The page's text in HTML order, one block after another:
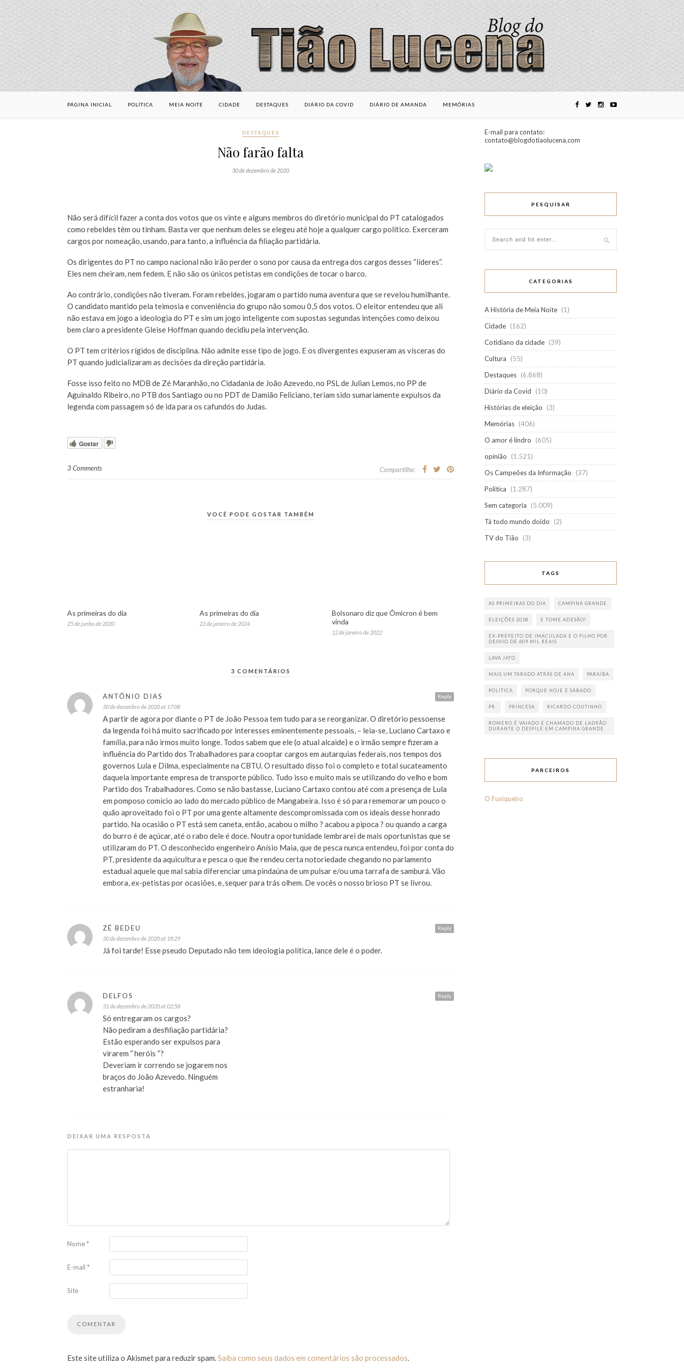
PÁGINA INICIAL POLÍTICA MEIA NOITE CIDADE DESTAQUES DIÁRIO DA COVID DIÁRIO DE AMANDA MEMÓRIAS
DESTAQUES
Não farão falta
30 de dezembro de 2020
Não será difícil fazer a conta dos votos que os vinte e alguns membros do diretório municipal do PT catalogados
como rebeldes têm ou tinham. Basta ver que nenhum deles se elegeu até hoje a qualquer cargo político. Exerceram
cargos por nomeação, usando, para tanto, a influência da filiação partidária.
Os dirigentes do PT no campo nacional não irão perder o sono por causa da entrega dos cargos desses “líderes”.
Eles nem cheiram, nem fedem. E não são os únicos petistas em condições de tocar o barco.
Ao contrário, condições não tiveram. Foram rebeldes, jogaram o partido numa aventura que se revelou humilhante.
O candidato mantido pela teimosia e conveniência do grupo não somou 0,5 dos votos. O eleitor entendeu que ali
não estava em jogo a ideologia do PT e sim um jogo inteligente com supostas segundas intenções como deixou
bem claro a presidente Gleise Hoffman quando decidiu pela intervenção.
O PT tem critérios rígidos de disciplina. Não admite esse tipo de jogo. E os divergentes expuseram as vísceras do
PT quando judicializaram as decisões da direção partidária.
Fosse isso feito no MDB de Zé Maranhão, no Cidadania de João Azevedo, no PSL de Julian Lemos, no PP de
Aguinaldo Ribeiro, no PTB dos Santiago ou no PDT de Damião Feliciano, teriam sido sumariamente expulsos da
legenda com passagem só de ida para os cafundós do Judas.
Gostar
3 Comments Compartilhe:
VOCÊ PODE GOSTAR TAMBÉM
As primeiras do dia
25 de junho de 2020
As primeiras do dia
23 de janeiro de 2024
Bolsonaro diz que Ômicron é bem
vinda
12 de janeiro de 2022
3 COMENTÁRIOS
Reply
ANTÔNIO DIAS
30 de dezembro de 2020 at 17:08
A partir de agora por diante o PT de João Pessoa tem tudo para se reorganizar. O diretório pessoense
da legenda foi há muito sacrificado por interesses eminentemente pessoais, – leia-se, Luciano Cartaxo e
família, para não irmos muito longe. Todos sabem que ele (o atual alcaide) e o irmão sempre fizeram a
influência do Partido dos Trabalhadores para cooptar cargos em autarquias federais, nos tempos dos
governos Lula e Dilma, especialmente na CBTU. O resultado disso foi o completo e total sucateamento
daquela importante empresa de transporte público. Tudo isso e muito mais se utilizando do velho e bom
Partido dos Trabalhadores. Como se não bastasse, Luciano Cartaxo contou até com a presença de Lula
em pomposo comício ao lado do mercado público de Mangabeira. Isso é só para rememorar um pouco o
quão aproveitado foi o PT por uma gente altamente descompromissada com os ideais desse honrado
partido. Na ocasião o PT está sem caneta, então, acabou o milho ? acabou a pipoca ? ou quando a carga
do burro é de açúcar, até o rabo dele é doce. Noutra oportunidade lembrarei de mais oportunistas que se
utilizaram do PT. O desconhecido engenheiro Anísio Maia, que de pesca nunca entendeu, foi por conta do
PT, presidente da aquicultura e pesca o que lhe rendeu certa notoriedade chegando no parlamento
estadual aquele que mal sabia diferenciar uma pindaúna de um pulsar e/ou uma tarrafa de samburá. Vão
embora, ex-petistas por ocasiões, e, sequer para trás olhem. De vocês o nosso brioso PT se livrou.
Reply
ZÉ BEDEU
30 de dezembro de 2020 at 18:29
Já foi tarde! Esse pseudo Deputado não tem ideologia política, lance dele é o poder.
Reply
DELFOS
31 de dezembro de 2020 at 02:58
Só entregaram os cargos?
Não pediram a desfiliação partidária?
Estão esperando ser expulsos para
virarem ” heróis “?
Deveriam ir correndo se jogarem nos
braços do João Azevedo. Ninguém
estranharia!
DEIXAR UMA RESPOSTA
Nome*
E-mail *
Site
Este site utiliza o Akismet para reduzir spam.Saiba como seus dados em comentários são processados.
E-mail para contato:
contato@blogdotiaolucena.com
PESQUISAR
CATEGORIAS
A História de Meia Noite (1)
Cidade (162)
Cotidiano da cidade (39)
Cultura
(55)
Destaques (6.868)
Diário da Covid
(10)
Histórias de eleição
(3)
Memórias (406)
O amor é lindro
(605)
opinião
(1.521)
Os Campeões da Informação
(37)
Política
(1.287)
Sem categoria
(5.009)
Tá todo mundo doido
(2)
TV do Tião
(3)
TAGS
AS PRIMEIRAS DO DIA CAMPINA GRANDE
ELEIÇÕES 2018 E TOME ADESÃO!
EX-PREFEITO DE IMACULADA E O FILHO POR
DESVIO DE 609 MIL REAIS
LAVA JATO
MAIS UM TARADO ATRÁS DE ANA PARAÍBA
POLÍTICA PORQUE HOJE É SÁBADO
PR. PRINCESA RICARDO COUTINHO
ROMERO É VAIADO E CHAMADO DE LADRÃO
DURANTE O DESFILE EM CAMPINA GRANDE
PARCEIROS
O Fuxiqueiro